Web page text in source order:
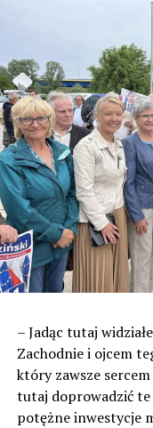
– Jadąc tutaj
Zachodnie i ojcem
który zawsze
tutaj doprowadzić
potężne inwestycje